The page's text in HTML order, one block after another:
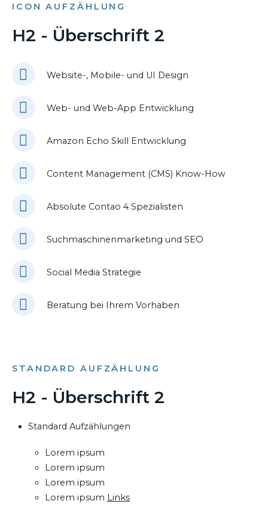
ICON AUFZÄHLUNG
H2 - Überschrift 2
Website-, Mobile- und UI Design
Web- und Web-App Entwicklung
Amazon Echo Skill Entwicklung
Content Management (CMS) Know-How
Absolute Contao 4 Spezialisten
Suchmaschinenmarketing und SEO
Social Media Strategie
Beratung bei Ihrem Vorhaben
STANDARD AUFZÄHLUNG
H2 - Überschrift 2
Standard Aufzählungen
Lorem ipsum
Lorem ipsum
Lorem ipsum
Lorem ipsum Links